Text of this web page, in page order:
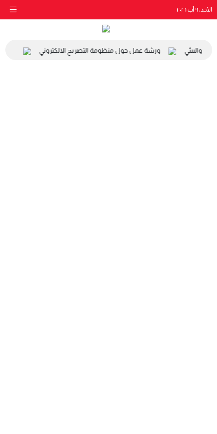
الأحد، ٩ آب ٢٠٢٦
والبيئي ورشة عمل حول منظومة التصريح الالكتروني